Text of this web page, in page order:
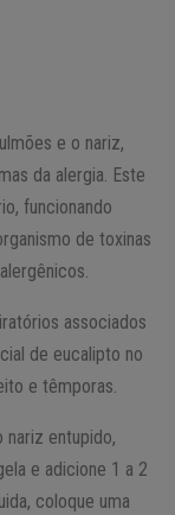
e o nariz,
da alergia. Este
funcionando
de toxinas
associados
de eucalipto no
e têmporas.
nariz entupido,
e adicione 1 a 2
coloque uma